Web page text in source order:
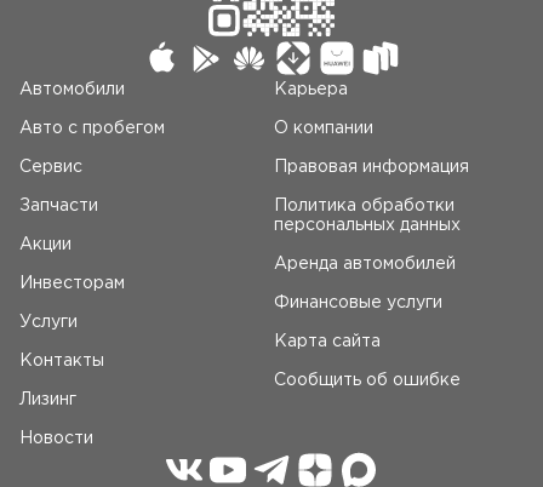
Автомобили
Авто c пробегом
Сервис
Запчасти
Акции
Инвесторам
Услуги
Контакты
Лизинг
Новости
Карьера
О компании
Правовая информация
Политика обработки
персональных данных
Аренда автомобилей
Финансовые услуги
Карта сайта
Сообщить об ошибке